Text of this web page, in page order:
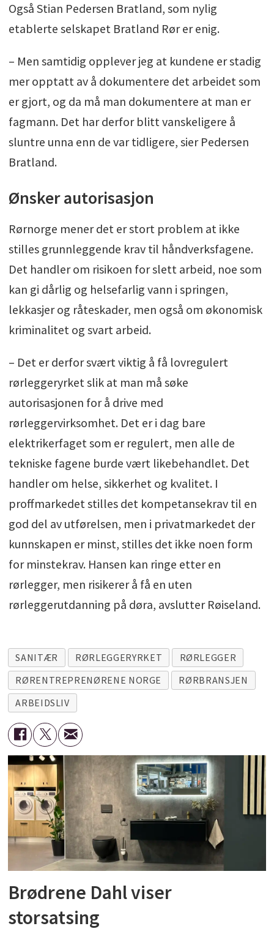
Også Stian Pedersen Bratland, som nylig
etablerte selskapet Bratland Rør er enig.
– Men samtidig opplever jeg at kundene er stadig
mer opptatt av å dokumentere det arbeidet som
er gjort, og da må man dokumentere at man er
fagmann. Det har derfor blitt vanskeligere å
sluntre unna enn de var tidligere, sier Pedersen
Bratland.
Ønsker autorisasjon
Rørnorge mener det er stort problem at ikke
stilles grunnleggende krav til håndverksfagene.
Det handler om risikoen for slett arbeid, noe som
kan gi dårlig og helsefarlig vann i springen,
lekkasjer og råteskader, men også om økonomisk
kriminalitet og svart arbeid.
– Det er derfor svært viktig å få lovregulert
rørleggeryrket slik at man må søke
autorisasjonen for å drive med
rørleggervirksomhet. Det er i dag bare
elektrikerfaget som er regulert, men alle de
tekniske fagene burde vært likebehandlet. Det
handler om helse, sikkerhet og kvalitet. I
proffmarkedet stilles det kompetansekrav til en
god del av utførelsen, men i privatmarkedet der
kunnskapen er minst, stilles det ikke noen form
for minstekrav. Hansen kan ringe etter en
rørlegger, men risikerer å få en uten
rørleggerutdanning på døra, avslutter Røiseland.
SANITÆR RØRLEGGERYRKET
RØRLEGGER
RØRENTREPRENØRENE NORGE
RØRBRANSJEN
ARBEIDSLIV
Brødrene Dahl viser
storsatsing